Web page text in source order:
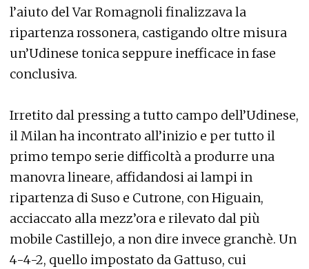
l’aiuto del Var Romagnoli finalizzava la
ripartenza rossonera, castigando oltre misura
un’Udinese tonica seppure inefficace in fase
conclusiva.
Irretito dal pressing a tutto campo dell’Udinese,
il Milan ha incontrato all’inizio e per tutto il
primo tempo serie difficoltà a produrre una
manovra lineare, affidandosi ai lampi in
ripartenza di Suso e Cutrone, con Higuain,
acciaccato alla mezz’ora e rilevato dal più
mobile Castillejo, a non dire invece granchè. Un
4-4-2, quello impostato da Gattuso, cui